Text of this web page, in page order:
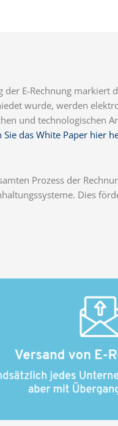
E-Rechnung markiert
wurde, werden
und technologischen
Sie das White Paper hier
Prozess der
Dies